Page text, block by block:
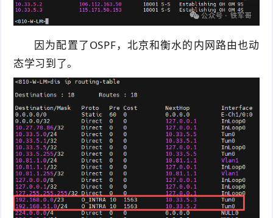
因为配置了OSPF，北京和衡水的内网路由也动
态学习到了。